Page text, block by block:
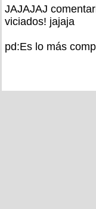
JAJAJAJ
viciados! jajaja
pd:Es lo más